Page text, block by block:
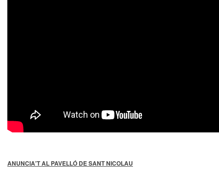
ANUNCIA'T AL PAVELLÓ DE SANT NICOLAU